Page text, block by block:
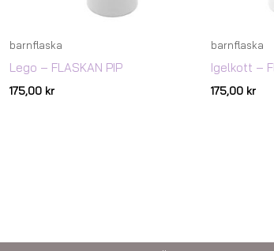
barnflaska
Lego – FLASKAN PIP
175,00 kr
barnflaska
Igelkott –
175,00 kr